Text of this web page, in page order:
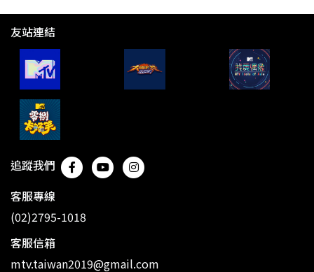
友站連結
追蹤我們
客服專線
(02)2795-1018
客服信箱
mtv.taiwan2019@gmail.com